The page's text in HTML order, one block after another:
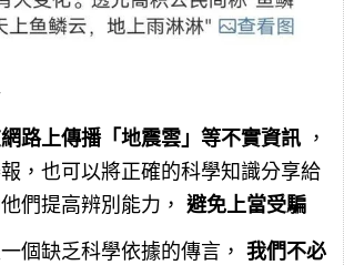
路上傳播「地震雲」等不實資訊 ，
，也可以將正確的科學知識分享給
們提高辨別能力， 避免上當受騙
個缺乏科學依據的傳言， 我們不必